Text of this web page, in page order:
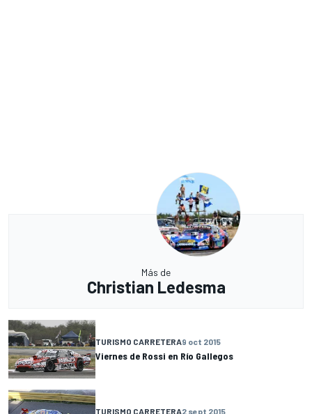
Más de
Christian Ledesma
TURISMO CARRETERA9 oct 2015
Viernes de Rossi en Río Gallegos
TURISMO CARRETERA2 sept 2015